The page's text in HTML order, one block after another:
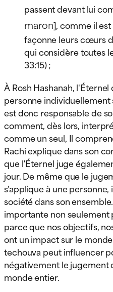
passent devant lui
maron], comme il est
façonne leurs cœurs
qui considère toutes
33:15) ;
À Rosh Hashanah,
personne individuellement
est donc responsable de
comment, dès lors,
comme un seul, Il
Rachi explique dans son
que l'Éternel juge
jour. De même que le
s'applique à une personne,
société dans son
importante non seulement
parce que nos objectifs,
ont un impact sur le
techouva peut influencer
négativement le jugement
monde entier.